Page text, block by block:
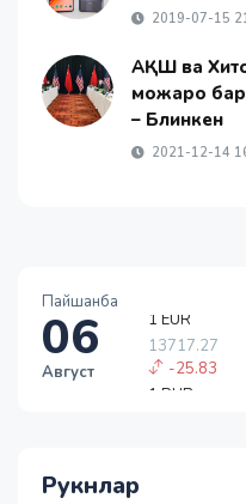
Пайшанба
06
Август
-25.83
1 RUB
146.37
-1.05
Рукнлар
2019-07-15
АҚШ ва
можаро
– Блинкен
2021-12-14